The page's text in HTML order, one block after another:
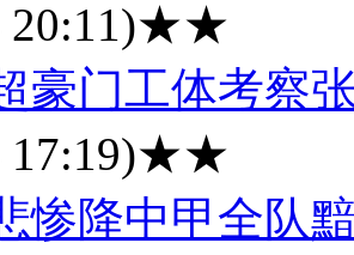
★★
豪门工体考察
★★
惨降中甲全队